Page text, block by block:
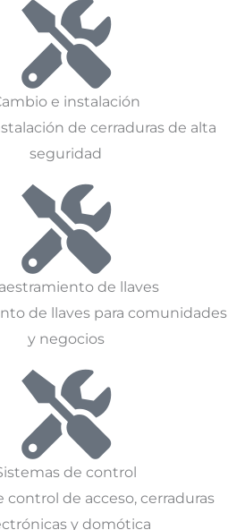
e instalación
de cerraduras de alta
seguridad
de llaves
de llaves para comunidades
y negocios
de control
control de acceso, cerraduras
y domótica